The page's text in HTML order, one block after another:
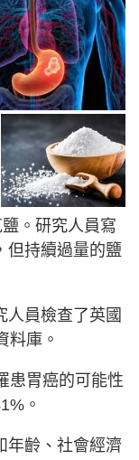
。研究人員寫
但持續過量的鹽
人員檢查了英國
料庫。
患胃癌的可能性
。
年齡、社會經濟